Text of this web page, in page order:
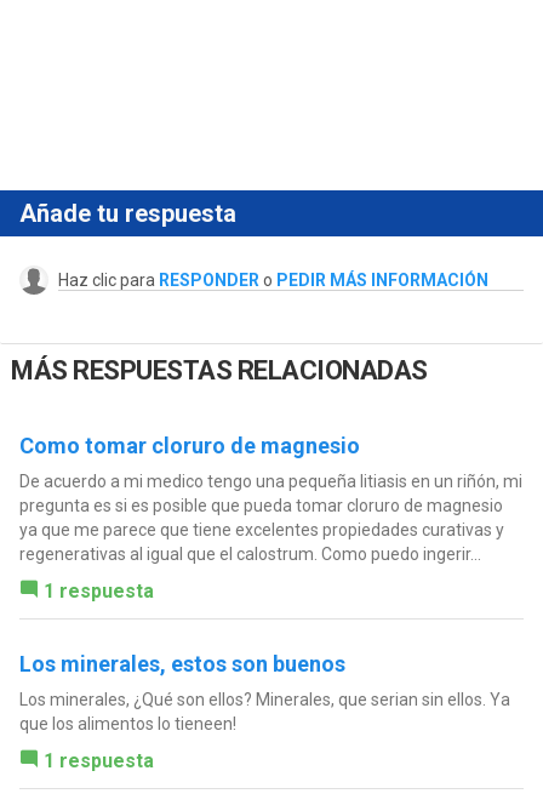
Añade tu respuesta
Haz clic para RESPONDER o PEDIR MÁS INFORMACIÓN
MÁS RESPUESTAS RELACIONADAS
Como tomar cloruro de magnesio
De acuerdo a mi medico tengo una pequeña litiasis en un riñón, mi
pregunta es si es posible que pueda tomar cloruro de magnesio
ya que me parece que tiene excelentes propiedades curativas y
regenerativas al igual que el calostrum. Como puedo ingerir...
1 respuesta
Los minerales, estos son buenos
Los minerales, ¿Qué son ellos? Minerales, que serian sin ellos. Ya
que los alimentos lo tieneen!
1 respuesta